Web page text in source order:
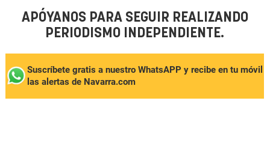
APÓYANOS PARA SEGUIR REALIZANDO
PERIODISMO INDEPENDIENTE.
Suscríbete gratis a nuestro WhatsAPP y recibe en tu móvil
las alertas de Navarra.com